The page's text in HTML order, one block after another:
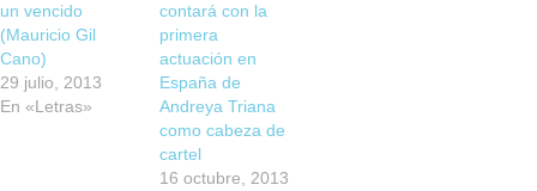
un vencido
(Mauricio Gil
Cano)
29 julio, 2013
En «Letras»
contará con la
primera
actuación en
España de
Andreya Triana
como cabeza de
cartel
16 octubre, 2013